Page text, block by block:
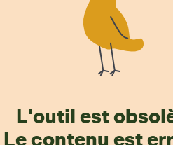
L'outil est